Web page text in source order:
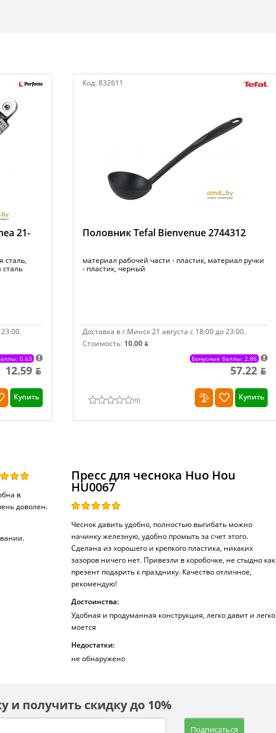
21-
сталь,
0.63
12.59 ƃ
Купить
Код:832611
Половник Tefal Bienvenue 2744312
материал рабочей части - пластик, материал ручки
- пластик, черный
Доставка в г.Минск 21 августа с 18:00 до 23:00.
Стоимость: 10.00 ƃ
Бонусные баллы: 2.86
57.22 ƃ
(0) Купить
в
доволен.
Пресс для чеснока Huo Hou
HU0067
Чеснок давить удобно, полностью выгибать можно
начинку железную, удобно промыть за счет этого.
Сделана из хорошего и крепкого пластика, никаких
зазоров ничего нет. Привезли в коробочке, не стыдно как
презент подарить к празднику. Качество отличное,
рекомендую!
Достоинства:
Удобная и продуманная конструкция, легко давит и легко
моется
Недостатки:
не обнаружено
и получить скидку до 10%
Подписаться